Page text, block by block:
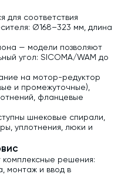
для соответствия
Ø168–323 мм, длина
— модели позволяют
угол: SICOMA/WAM до
на мотор-редуктор
и промежуточные),
фланцевые
шнековые спирали,
уплотнения, люки и
решения:
монтаж и ввод в